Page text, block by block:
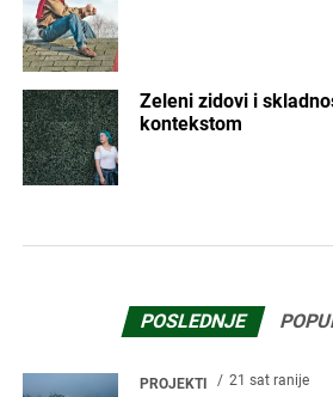
Zeleni zidovi i
kontekstom
POSLEDNJE
PROJEKTI 21 sat ranije